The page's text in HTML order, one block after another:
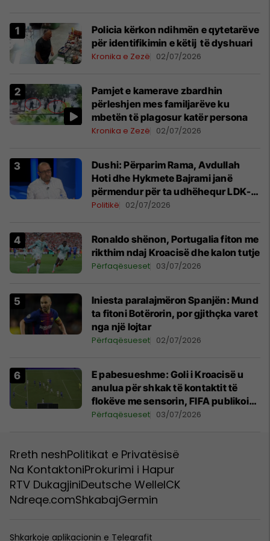
Policia kërkon ndihmën e qytetarëve
për identifikimin e këtij të dyshuari
Kronika e Zezë 02/07/2026
Pamjet e kamerave zbardhin
përleshjen mes familjarëve ku
mbetën të plagosur katër persona
Kronika e Zezë 02/07/2026
Dushi: Përparim Rama, Avdullah
Hoti dhe Hykmete Bajrami janë
përmendur për ta udhëhequr LDK-
në
Politikë 02/07/2026
Ronaldo shënon, Portugalia fiton me
rikthim ndaj Kroacisë dhe kalon tutje
Përfaqësueset 03/07/2026
Iniesta paralajmëron Spanjën: Mund
ta fitoni Botërorin, por gjithçka varet
nga një lojtar
Përfaqësueset 02/07/2026
E pabesueshme: Goli i Kroacisë u
anulua për shkak të kontaktit të
flokëve me sensorin, FIFA publikoi
provat dhe shpjegimet kryesore
Përfaqësueset 03/07/2026
Rreth neshPolitikat e Privatësisë
Na KontaktoniProkurimi i Hapur
RTV DukagjiniDeutsche WelleICK
Ndreqe.comShkabajGermin
Shkarkoje aplikacionin e Telegrafit